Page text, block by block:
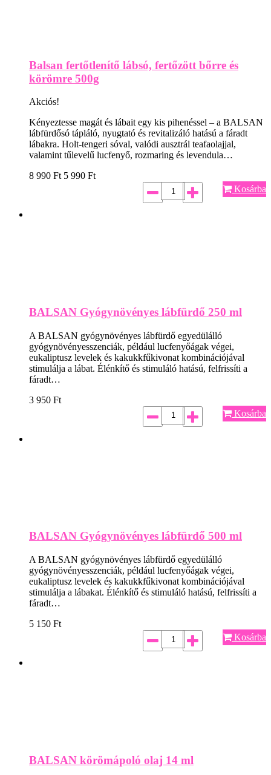
Balsan fertőtlenítő lábsó, fertőzött bőrre és
körömre 500g
Akciós!
Kényeztesse magát és lábait egy kis pihenéssel – a BALSAN
lábfürdősó tápláló, nyugtató és revitalizáló hatású a fáradt
lábakra. Holt-tengeri sóval, valódi ausztrál teafaolajjal,
valamint tűlevelű lucfenyő, rozmaring és levendula…
8 990 Ft 5 990 Ft
Kosárba
BALSAN Gyógynövényes lábfürdő 250 ml
A BALSAN gyógynövényes lábfürdő egyedülálló
gyógynövényesszenciák, például lucfenyőágak végei,
eukaliptusz levelek és kakukkfűkivonat kombinációjával
stimulálja a lábat. Élénkítő és stimuláló hatású, felfrissíti a
fáradt…
3 950 Ft
Kosárba
BALSAN Gyógynövényes lábfürdő 500 ml
A BALSAN gyógynövényes lábfürdő egyedülálló
gyógynövényesszenciák, például lucfenyőágak végei,
eukaliptusz levelek és kakukkfűkivonat kombinációjával
stimulálja a lábakat. Élénkítő és stimuláló hatású, felfrissíti a
fáradt…
5 150 Ft
Kosárba
BALSAN körömápoló olaj 14 ml